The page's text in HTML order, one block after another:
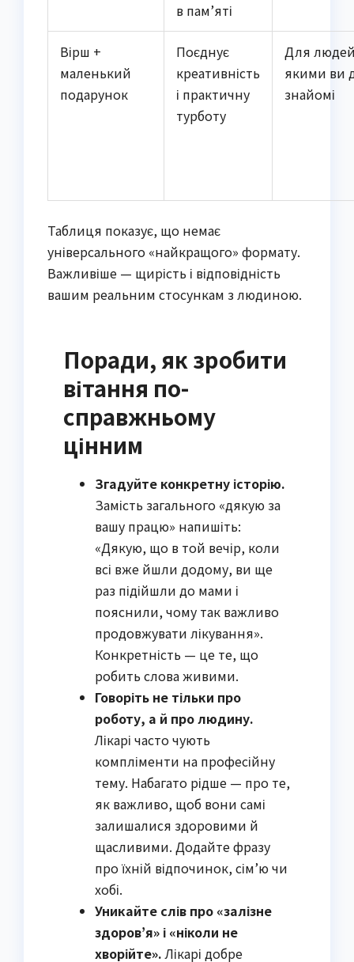
в пам’яті
Вірш +
маленький
подарунок
Поєднує
креативність
і практичну
турботу
Для
якими ви
знайомі
Таблиця показує, що немає
універсального «найкращого» формату.
Важливіше — щирість і відповідність
вашим реальним стосункам з людиною.
Поради, як зробити
вітання по-
справжньому
цінним
Згадуйте конкретну історію.
Замість загального «дякую за
вашу працю» напишіть:
«Дякую, що в той вечір, коли
всі вже йшли додому, ви ще
раз підійшли до мами і
пояснили, чому так важливо
продовжувати лікування».
Конкретність — це те, що
робить слова живими.
Говоріть не тільки про
роботу, а й про людину.
Лікарі часто чують
компліменти на професійну
тему. Набагато рідше — про те,
як важливо, щоб вони самі
залишалися здоровими й
щасливими. Додайте фразу
про їхній відпочинок, сім’ю чи
хобі.
Уникайте слів про «залізне
здоров’я» і «ніколи не
хворійте».Лікарі добре